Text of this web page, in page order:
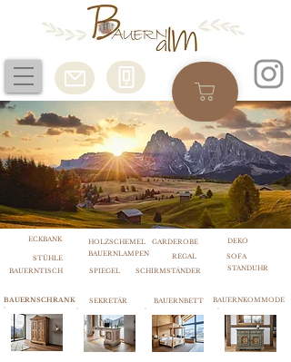
BAUERNTISCH SPIEGEL SCHIRMSTÄNDER
BAUERNSCHRANK SEKRETÄR BAUERNBETT
STANDUHR
BAUERNKOMMODE
BAUERNLAMPEN REGAL SOFA
ECKBANK
STÜHLE
HOLZSCHEMEL GARDEROBE DEKO